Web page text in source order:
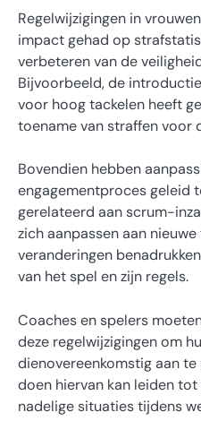
Regelwijzigingen in
impact gehad op
verbeteren van de
Bijvoorbeeld, de
voor hoog tackelen heeft
toename van straffen voor
Bovendien hebben
engagementproces geleid
gerelateerd aan scrum-
zich aanpassen aan
veranderingen
van het spel en zijn regels.
Coaches en spelers
deze regelwijzigingen om
dienovereenkomstig aan
doen hiervan kan leiden
nadelige situaties tijdens